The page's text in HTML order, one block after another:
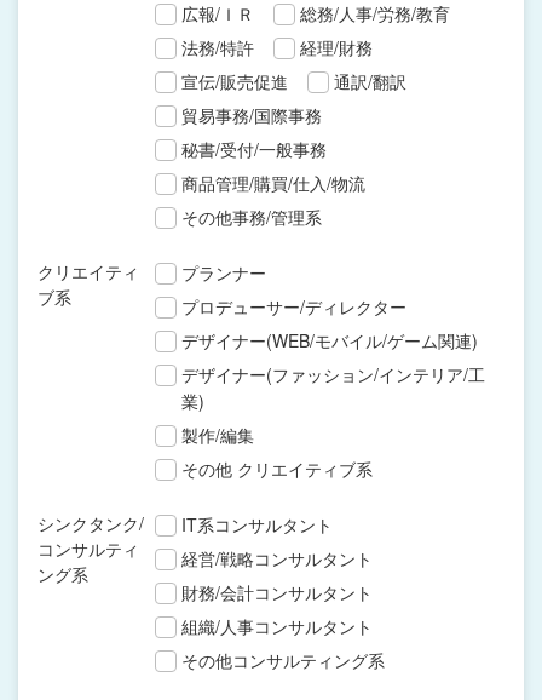
広報/ＩＲ
総務/人事/労務/教育
法務/特許
経理/財務
宣伝/販売促進
通訳/翻訳
貿易事務/国際事務
秘書/受付/一般事務
商品管理/購買/仕入/物流
その他事務/管理系
クリエイティ
ブ系
プランナー
プロデューサー/ディレクター
デザイナー(WEB/モバイル/ゲーム関連)
デザイナー(ファッション/インテリア/工
業)
製作/編集
その他 クリエイティブ系
シンクタンク/
コンサルティ
ング系
IT系コンサルタント
経営/戦略コンサルタント
財務/会計コンサルタント
組織/人事コンサルタント
その他コンサルティング系